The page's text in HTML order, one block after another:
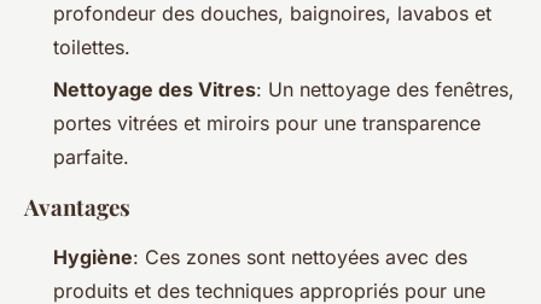
profondeur des douches, baignoires, lavabos et
toilettes.
Nettoyage des Vitres: Un nettoyage des fenêtres,
portes vitrées et miroirs pour une transparence
parfaite.
Avantages
Hygiène: Ces zones sont nettoyées avec des
produits et des techniques appropriés pour une